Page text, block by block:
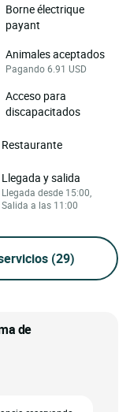
Borne électrique
payant
Animales aceptados
Pagando 6.91 USD
Acceso para
discapacitados
Restaurante
Llegada y salida
Llegada desde 15:00,
Salida a las 11:00
(29)
de